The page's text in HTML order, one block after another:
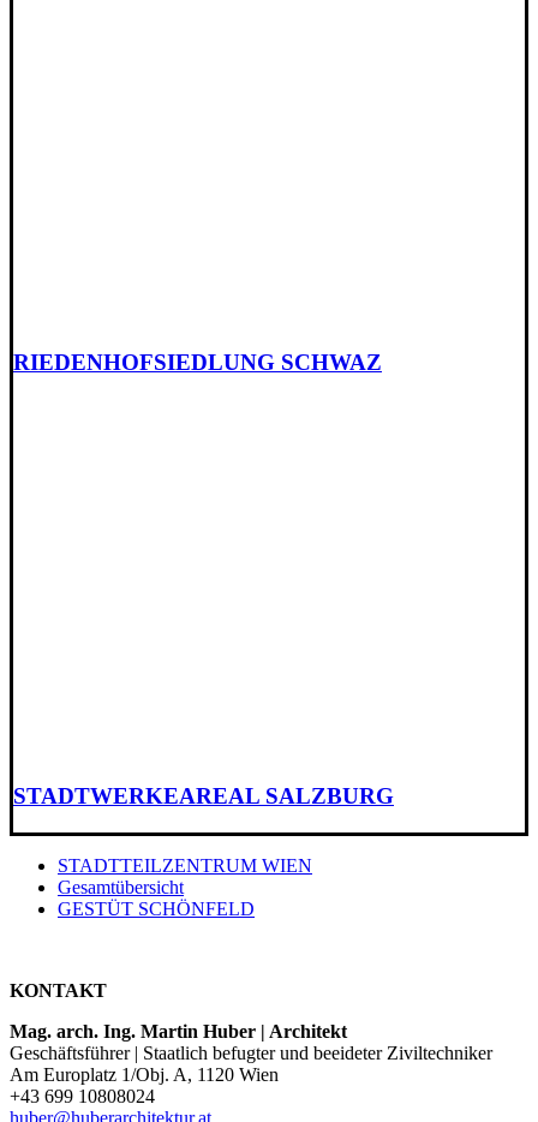
RIEDENHOFSIEDLUNG SCHWAZ
STADTWERKEAREAL SALZBURG
STADTTEILZENTRUM WIEN
Gesamtübersicht
GESTÜT SCHÖNFELD
KONTAKT
Mag. arch. Ing. Martin Huber | Architekt
Geschäftsführer | Staatlich befugter und beeideter Ziviltechniker
Am Europlatz 1/Obj. A, 1120 Wien
+43 699 10808024
huber@huberarchitektur.at